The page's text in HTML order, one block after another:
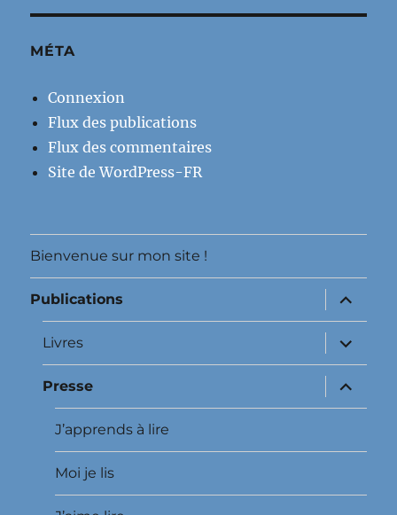
MÉTA
Connexion
Flux des publications
Flux des commentaires
Site de WordPress-FR
Bienvenue sur mon site !
Publications
ouvrir
le
sous-
menu
Livres
ouvrir
le
sous-
menu
Presse
ouvrir
le
sous-
J’apprends à lire
Moi je lis